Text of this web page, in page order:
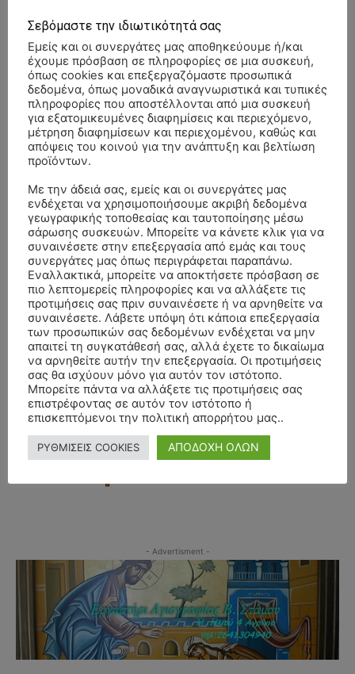
- Advertisment -
- Advertisment -
Σεβόμαστε την ιδιωτικότητά σας
Εμείς και οι συνεργάτες μας αποθηκεύουμε ή/και
έχουμε πρόσβαση σε πληροφορίες σε μια συσκευή,
όπως cookies και επεξεργαζόμαστε προσωπικά
δεδομένα, όπως μοναδικά αναγνωριστικά και τυπικές
πληροφορίες που αποστέλλονται από μια συσκευή
για εξατομικευμένες διαφημίσεις και περιεχόμενο,
μέτρηση διαφημίσεων και περιεχομένου, καθώς και
απόψεις του κοινού για την ανάπτυξη και βελτίωση
προϊόντων.
Με την άδειά σας, εμείς και οι συνεργάτες μας
ενδέχεται να χρησιμοποιήσουμε ακριβή δεδομένα
γεωγραφικής τοποθεσίας και ταυτοποίησης μέσω
σάρωσης συσκευών. Μπορείτε να κάνετε κλικ για να
συναινέσετε στην επεξεργασία από εμάς και τους
συνεργάτες μας όπως περιγράφεται παραπάνω.
Εναλλακτικά, μπορείτε να αποκτήσετε πρόσβαση σε
πιο λεπτομερείς πληροφορίες και να αλλάξετε τις
προτιμήσεις σας πριν συναινέσετε ή να αρνηθείτε να
συναινέσετε. Λάβετε υπόψη ότι κάποια επεξεργασία
των προσωπικών σας δεδομένων ενδέχεται να μην
απαιτεί τη συγκατάθεσή σας, αλλά έχετε το δικαίωμα
να αρνηθείτε αυτήν την επεξεργασία. Οι προτιμήσεις
σας θα ισχύουν μόνο για αυτόν τον ιστότοπο.
Μπορείτε πάντα να αλλάξετε τις προτιμήσεις σας
επιστρέφοντας σε αυτόν τον ιστότοπο ή
επισκεπτόμενοι την πολιτική απορρήτου μας..
ΡΥΘΜΙΣΕΙΣ COOKIES ΑΠΟΔΟΧΗ ΟΛΩΝ